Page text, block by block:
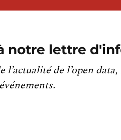
notre lettre
l’actualité de l’open